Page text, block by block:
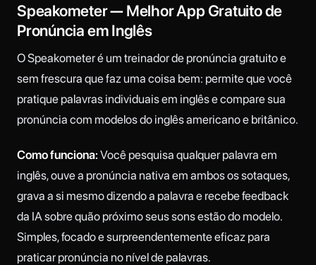
Speakometer — Melhor App Gratuito de
Pronúncia em Inglês
O Speakometer é um treinador de pronúncia gratuito e
sem frescura que faz uma coisa bem: permite que você
pratique palavras individuais em inglês e compare sua
pronúncia com modelos do inglês americano e britânico.
Como funciona: Você pesquisa qualquer palavra em
inglês, ouve a pronúncia nativa em ambos os sotaques,
grava a si mesmo dizendo a palavra e recebe feedback
da IA sobre quão próximo seus sons estão do modelo.
Simples, focado e surpreendentemente eficaz para
praticar pronúncia no nível de palavras.